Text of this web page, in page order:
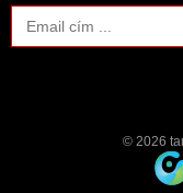
© 2026